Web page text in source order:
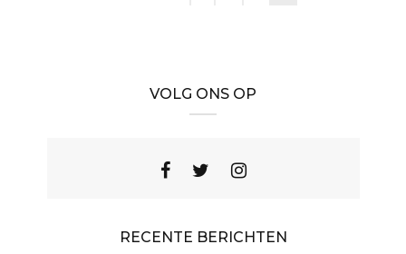
VOLG ONS OP
RECENTE BERICHTEN